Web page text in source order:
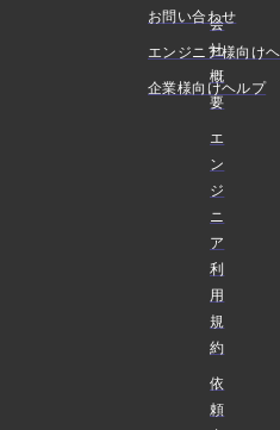
会
社
概
要
エ
ン
ジ
ニ
ア
利
用
規
約
依
頼
お問い合わせ
エンジニア様向け
企業様向けヘルプ